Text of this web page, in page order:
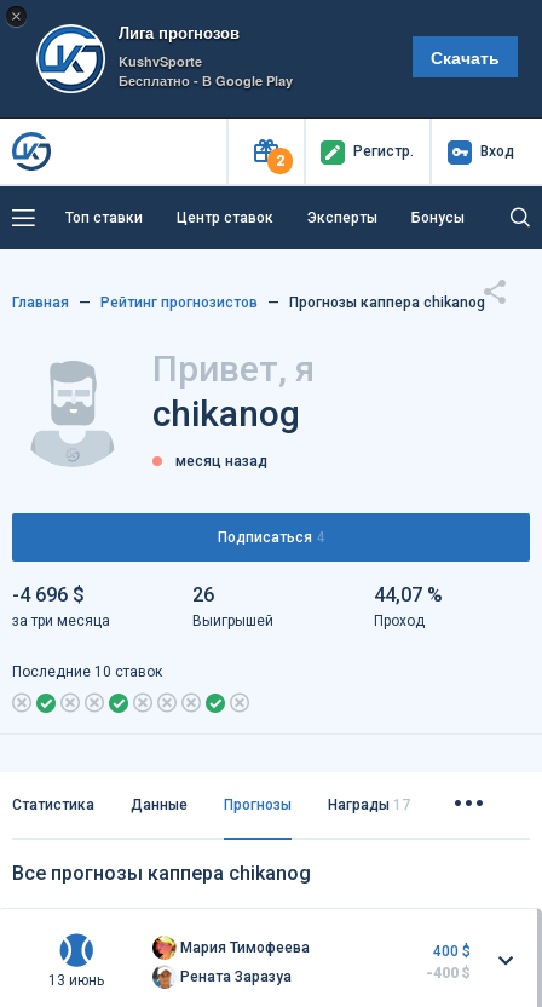
×
Лига прогнозов
KushvSporte
Бесплатно - В Google Play
Скачать
2
Регистр. Вход
Топ ставки Центр ставок Эксперты Бонусы
Главная Рейтинг прогнозистов Прогнозы каппера chikanog
Привет, я
chikanog
месяц назад
Подписаться 4
-4 696 $
за три месяца
26
Выигрышей
44,07 %
Проход
Последние 10 ставок
Статистика Данные Прогнозы Награды 17
Все прогнозы каппера chikanog
13 июнь
Мария Тимофеева
Рената Заразуа
400 $
-400 $